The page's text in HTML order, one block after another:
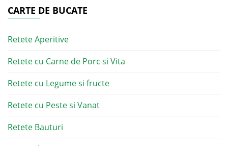
CARTE DE BUCATE
Retete Aperitive
Retete cu Carne de Porc si Vita
Retete cu Legume si fructe
Retete cu Peste si Vanat
Retete Bauturi